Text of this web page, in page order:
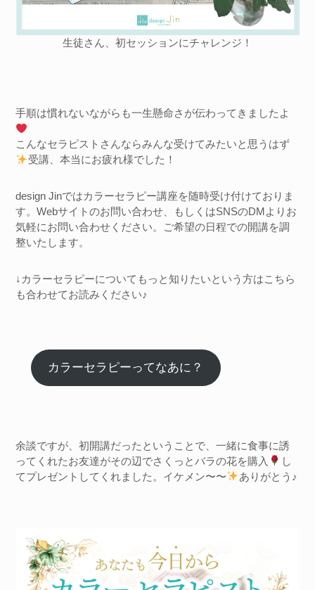
生徒さん、初セッションにチャレンジ！
手順は慣れないながらも一生懸命さが伝わってきましたよ
こんなセラピストさんならみんな受けてみたいと思うはず
受講、本当にお疲れ様でした！
design Jinではカラーセラピー講座を随時受け付けておりま
す。Webサイトのお問い合わせ、もしくはSNSのDMよりお
気軽にお問い合わせください。ご希望の日程での開講を調
整いたします。
↓カラーセラピーについてもっと知りたいという方はこちら
も合わせてお読みください♪
カラーセラピーってなあに？
余談ですが、初開講だったということで、一緒に食事に誘
ってくれたお友達がその辺でさくっとバラの花を購入
し
てプレゼントしてくれました。イケメン〜〜
ありがとう♪